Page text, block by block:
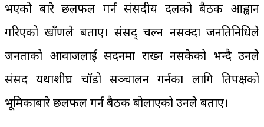
भएको बारे छलफल गर्न संसदीय दलको बैठक आह्वान
गरिएको खाँणले बताए। संसद् चल्न नसक्दा जनप्रतिनिधिले
जनताको आवाजलाई सदनमा राख्न नसकेको भन्दै उनले
संसद यथाशीघ्र चाँडो सञ्चालन गर्नका लागि प्रतिपक्षको
भूमिकाबारे छलफल गर्न बैठक बोलाएको उनले बताए।